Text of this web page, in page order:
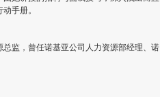
手册。
监，曾任诺基亚公司人力资源部经理、诺